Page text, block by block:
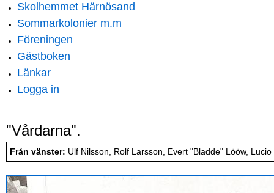
Skolhemmet Härnösand
Sommarkolonier m.m
Föreningen
Gästboken
Länkar
Logga in
"Vårdarna".
Från vänster: Ulf Nilsson, Rolf Larsson, Evert "Bladde" Lööw,